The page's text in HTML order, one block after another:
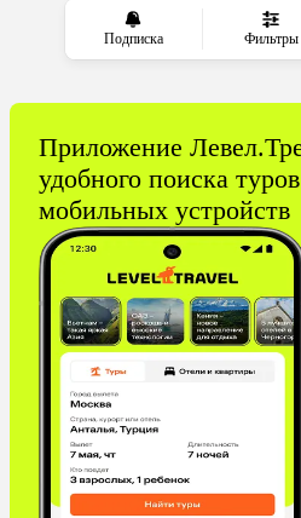
Подписка Фильтры
Приложение
удобного поиска
мобильных устройств